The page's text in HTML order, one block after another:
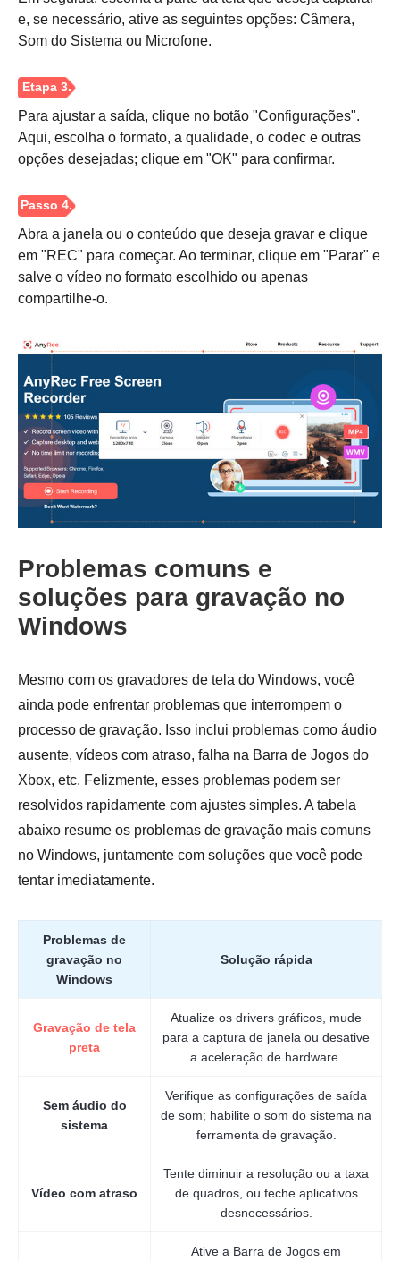
e, se necessário, ative as seguintes opções: Câmera,
Som do Sistema ou Microfone.
Para ajustar a saída, clique no botão "Configurações".
Aqui, escolha o formato, a qualidade, o codec e outras
opções desejadas; clique em "OK" para confirmar.
Abra a janela ou o conteúdo que deseja gravar e clique
em "REC" para começar. Ao terminar, clique em "Parar" e
salve o vídeo no formato escolhido ou apenas
compartilhe-o.
Problemas comuns e
soluções para gravação no
Windows
Mesmo com os gravadores de tela do Windows, você
ainda pode enfrentar problemas que interrompem o
processo de gravação. Isso inclui problemas como áudio
ausente, vídeos com atraso, falha na Barra de Jogos do
Xbox, etc. Felizmente, esses problemas podem ser
resolvidos rapidamente com ajustes simples. A tabela
abaixo resume os problemas de gravação mais comuns
no Windows, juntamente com soluções que você pode
tentar imediatamente.
Problemas de
gravação no
Windows
Solução rápida
Gravação de tela
preta
Atualize os drivers gráficos, mude
para a captura de janela ou desative
a aceleração de hardware.
Sem áudio do
sistema
Verifique as configurações de saída
de som; habilite o som do sistema na
ferramenta de gravação.
Vídeo com atraso
Tente diminuir a resolução ou a taxa
de quadros, ou feche aplicativos
desnecessários.
Ative a Barra de Jogos em